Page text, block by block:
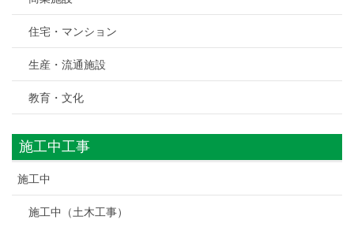
住宅・マンション
生産・流通施設
教育・文化
施工中工事
施工中
施工中（土木工事）